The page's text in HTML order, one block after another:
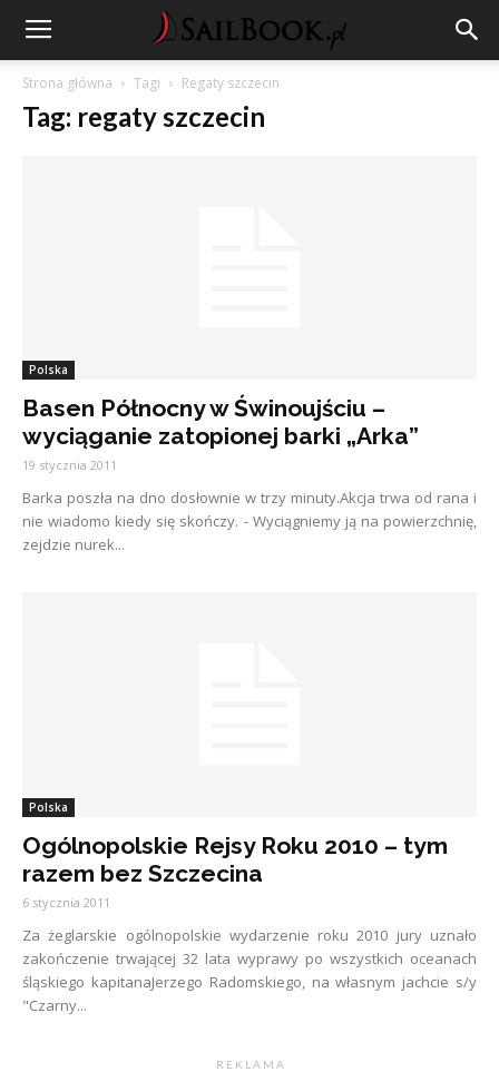
Strona główna Tagi Regaty szczecin
Tag: regaty szczecin
Polska
Basen Północny w Świnoujściu –
wyciąganie zatopionej barki „Arka”
19 stycznia 2011
Barka poszła na dno dosłownie w trzy minuty.Akcja trwa od rana i
nie wiadomo kiedy się skończy. - Wyciągniemy ją na powierzchnię,
zejdzie nurek...
Polska
Ogólnopolskie Rejsy Roku 2010 – tym
razem bez Szczecina
6 stycznia 2011
Za żeglarskie ogólnopolskie wydarzenie roku 2010 jury uznało
zakończenie trwającej 32 lata wyprawy po wszystkich oceanach
śląskiego kapitanaJerzego Radomskiego, na własnym jachcie s/y
"Czarny...
R E K L A M A